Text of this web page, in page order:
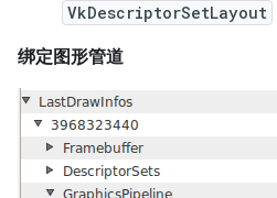
VkDescriptorSetLayout
绑定图形管道